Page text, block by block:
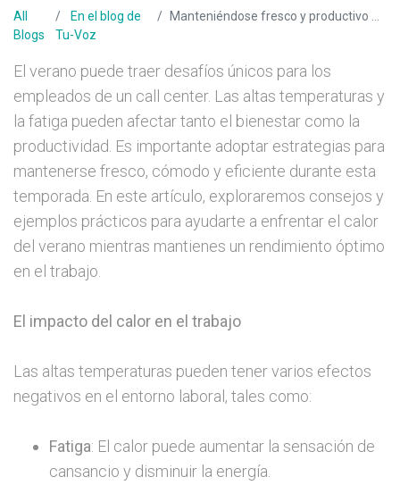
All
Blogs
En el blog de
Tu-Voz
Manteniéndose fresco y productivo durante el verano
El verano puede traer desafíos únicos para los
empleados de un call center. Las altas temperaturas y
la fatiga pueden afectar tanto el bienestar como la
productividad. Es importante adoptar estrategias para
mantenerse fresco, cómodo y eficiente durante esta
temporada. En este artículo, exploraremos consejos y
ejemplos prácticos para ayudarte a enfrentar el calor
del verano mientras mantienes un rendimiento óptimo
en el trabajo.
El impacto del calor en el trabajo
Las altas temperaturas pueden tener varios efectos
negativos en el entorno laboral, tales como:
Fatiga: El calor puede aumentar la sensación de
cansancio y disminuir la energía.